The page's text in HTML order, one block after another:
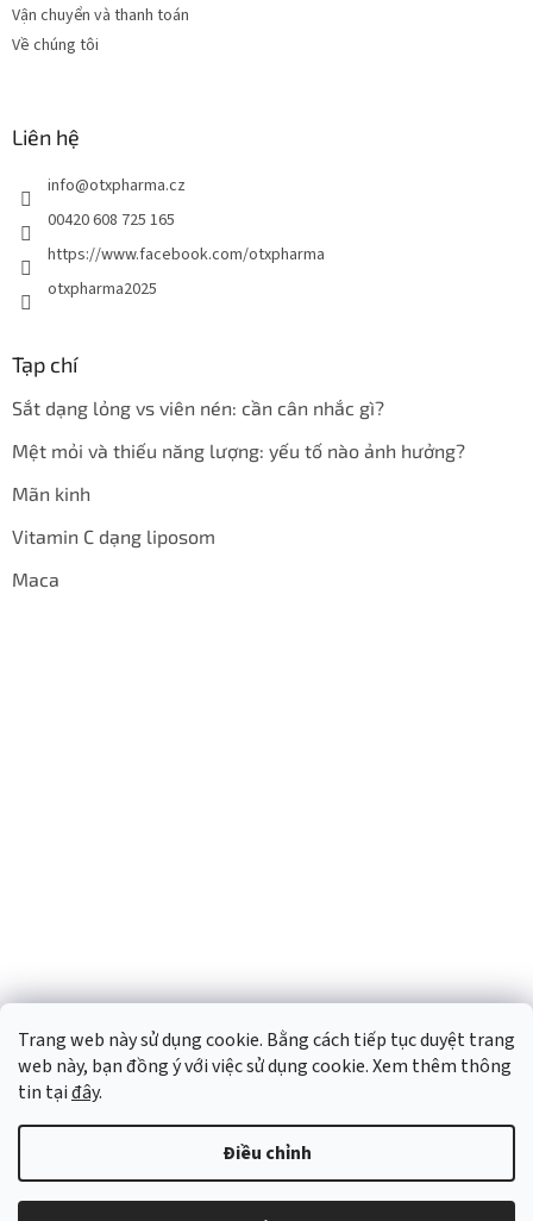
Trang web này sử dụng cookie. Bằng cách tiếp tục duyệt trang
web này, bạn đồng ý với việc sử dụng cookie. Xem thêm thông
tin tạiđây.
Điều chỉnh
Vận chuyển và thanh toán
Về chúng tôi
Liên hệ
info@otxpharma.cz
00420 608 725 165
https://www.facebook.com/otxpharma
otxpharma2025
Tạp chí
Sắt dạng lỏng vs viên nén: cần cân nhắc gì?
Mệt mỏi và thiếu năng lượng: yếu tố nào ảnh hưởng?
Mãn kinh
Vitamin C dạng liposom
Maca
Được tạo bởi Shoptet